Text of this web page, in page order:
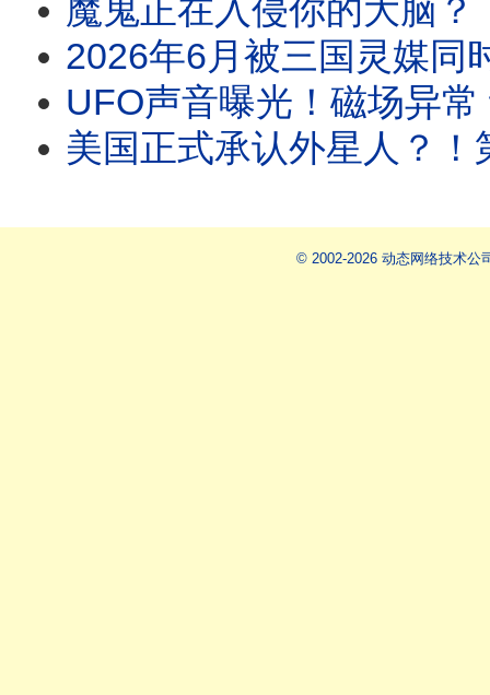
魔鬼正在入侵你的大脑？！美国顶级驱魔师亲口揭露
2026年6月被三国灵媒同时点名！“六月风暴”全面解
UFO声音曝光！磁场异常 动物疯了！巴西
美国正式承认外星人？！第一批UAP 古
© 2002-2026 动态网络技术公